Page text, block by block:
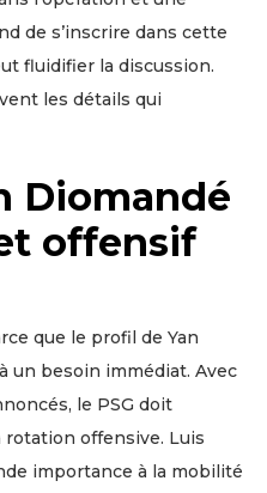
de s’inscrire dans cette
fluidifier la discussion.
les détails qui
Diomandé
offensif
que le profil de Yan
un besoin immédiat. Avec
le PSG doit
offensive. Luis
importance à la mobilité